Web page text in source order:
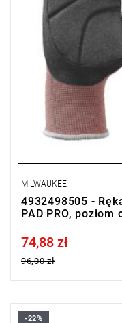
MILWAUKEE
4932498505 -
PAD PRO,
Price tax included
74,88 zł
96,00 zł
-22%